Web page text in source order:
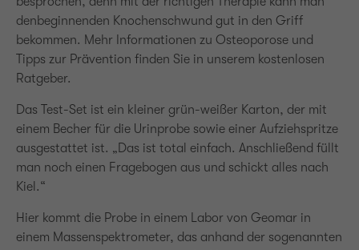
denbeginnenden Knochenschwund gut in den Griff
bekommen. Mehr Informationen zu Osteoporose und
Tipps zur Prävention finden Sie in unserem kostenlosen
Ratgeber.
Das Test-Set ist ein kleiner grün-weißer Karton, der mit
einem Becher für die Urinprobe sowie einer Aufziehspritze
ausgestattet ist. „Das ist total einfach. Anschließend füllt
man noch einen Fragebogen aus und schickt alles nach
Kiel.“
Hier kommt die Probe in einem Labor von Geomar in
einem Massenspektrometer, das anhand der sogenannten